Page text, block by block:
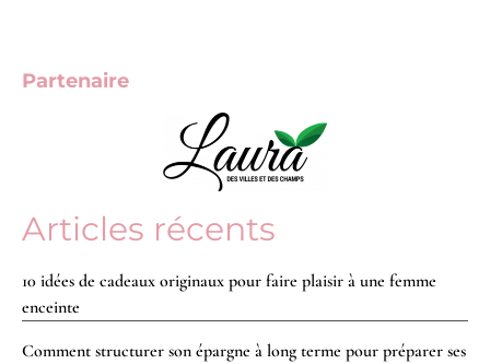
Partenaire
Articles récents
10 idées de cadeaux originaux pour faire plaisir à une femme
enceinte
Comment structurer son épargne à long terme pour préparer ses